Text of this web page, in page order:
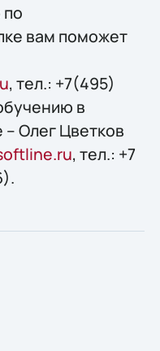
вам поможет
, тел.: +7(495)
в
Олег Цветков
, тел.: +7